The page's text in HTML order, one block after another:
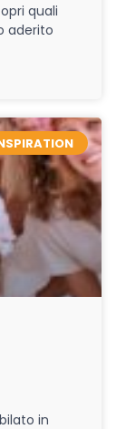
quali
aderito
in